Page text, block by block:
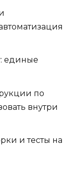
единые
по
внутри
и тесты на